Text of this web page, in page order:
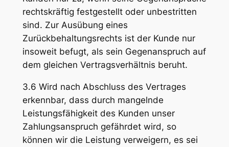
rechtskräftig festgestellt oder unbestritten
sind. Zur Ausübung eines
Zurückbehaltungsrechts ist der Kunde nur
insoweit befugt, als sein Gegenanspruch auf
dem gleichen Vertragsverhältnis beruht.
3.6 Wird nach Abschluss des Vertrages
erkennbar, dass durch mangelnde
Leistungsfähigkeit des Kunden unser
Zahlungsanspruch gefährdet wird, so
können wir die Leistung verweigern, es sei